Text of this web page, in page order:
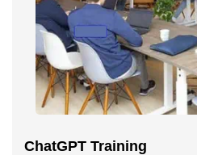
ChatGPT Training